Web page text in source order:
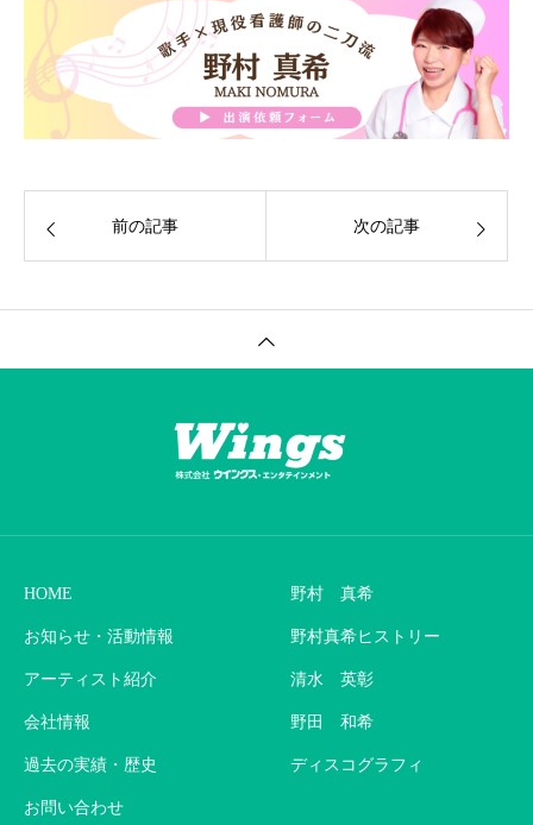
前の記事 次の記事
HOME
お知らせ・活動情報
アーティスト紹介
会社情報
過去の実績・歴史
お問い合わせ
野村 真希
野村真希ヒストリー
清水 英彰
野田 和希
ディスコグラフィ